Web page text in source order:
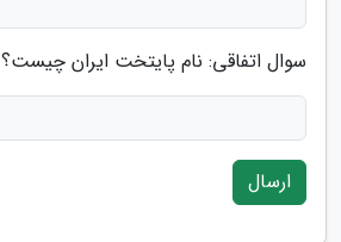
سوال اتفاقی: نام پایتخت ایران چیست؟
ارسال